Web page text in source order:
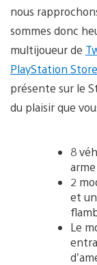
nous
sommes donc
multijoueur de
PlayStation Store
présente sur le
du plaisir que
8
arme
2
et
Le